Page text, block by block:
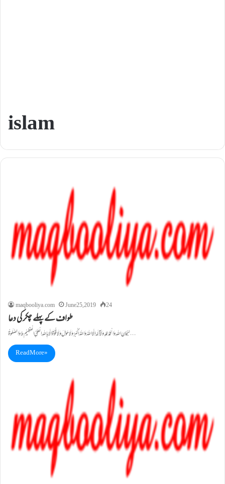
islam
maqbooliya.com June 25, 2019 24
طواف کے پہلے چکر کی دعا
سُبْحَانَ اللہِ وَالْحَمْدُ لِلہِ وَلَآ اِلٰہَ اِلَّا اللہُ وَاللہُ اَکْبَرُ وَلَا حَوْلَ وَلَا قُوَّةَ اِلَّا بِاللہِ الْعَلِیِّ الْعَظِیْمِ ط وَالصَّلٰوةُ…
Read More »